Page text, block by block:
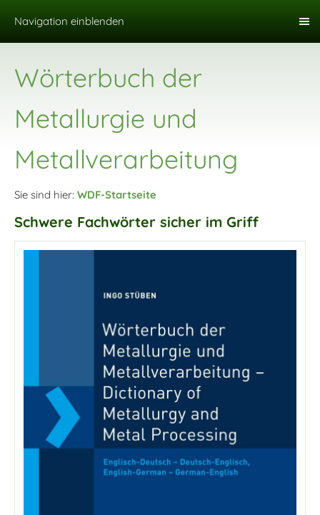
Navigation einblenden
Wörterbuch der
Metallurgie und
Metallverarbeitung
Sie sind hier: WDF-Startseite
Schwere Fachwörter sicher im Griff